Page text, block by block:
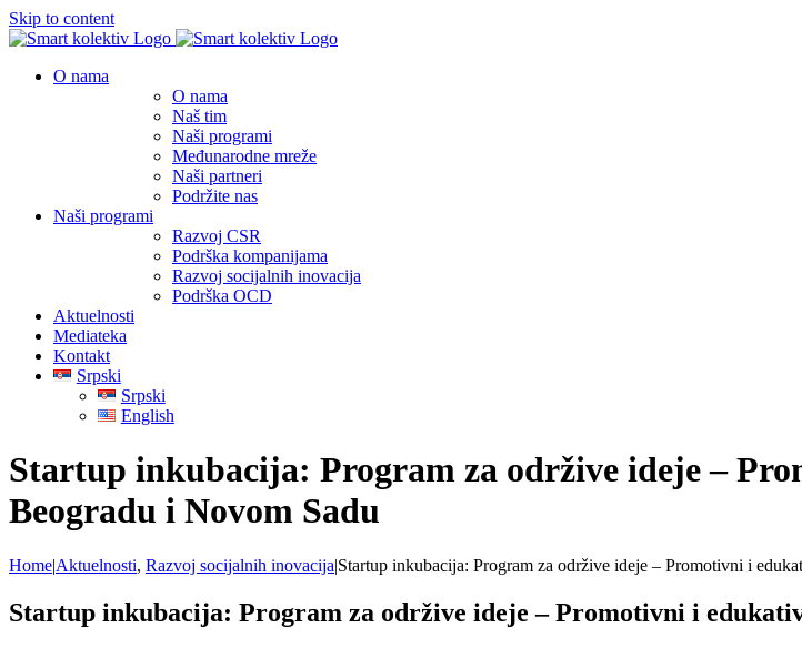
Skip to content
O nama
O nama
Naš tim
Naši programi
Međunarodne mreže
Naši partneri
Podržite nas
Naši programi
Razvoj CSR
Podrška kompanijama
Razvoj socijalnih inovacija
Podrška OCD
Aktuelnosti
Mediateka
Kontakt
Srpski
Srpski
English
Startup inkubacija: Program za održive ideje –
Beogradu i Novom Sadu
Home|Aktuelnosti, Razvoj socijalnih inovacija|Startup inkubacija: Program za održive ideje – Promotivni i
Startup inkubacija: Program za održive ideje – Promotivni i